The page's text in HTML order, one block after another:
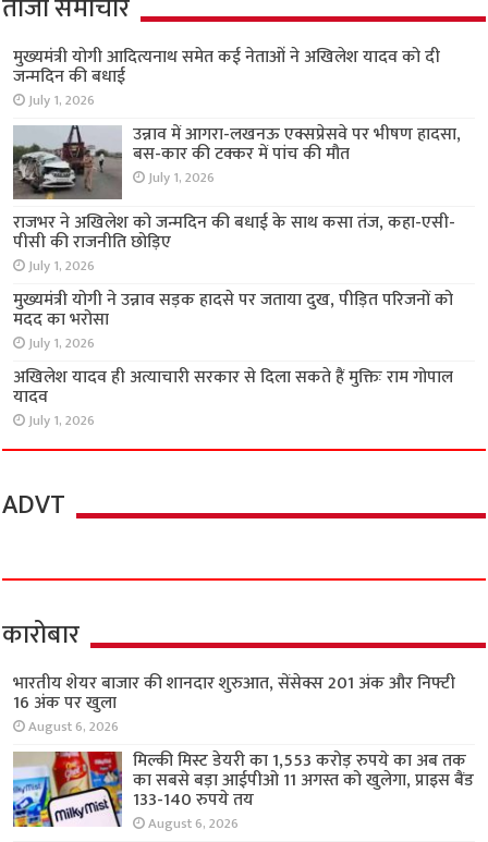
ताजा समाचार
मुख्यमंत्री योगी आदित्यनाथ समेत कई नेताओं ने अखिलेश यादव को दी
जन्मदिन की बधाई
July 1, 2026
उन्नाव में आगरा-लखनऊ एक्सप्रेसवे पर भीषण हादसा,
बस-कार की टक्कर में पांच की मौत
July 1, 2026
राजभर ने अखिलेश को जन्मदिन की बधाई के साथ कसा तंज, कहा-एसी-
पीसी की राजनीति छोड़िए
July 1, 2026
मुख्यमंत्री योगी ने उन्नाव सड़क हादसे पर जताया दुख, पीड़ित परिजनों को
मदद का भरोसा
July 1, 2026
अखिलेश यादव ही अत्याचारी सरकार से दिला सकते हैं मुक्तिः राम गोपाल
यादव
July 1, 2026
ADVT
कारोबार
भारतीय शेयर बाजार की शानदार शुरुआत, सेंसेक्स 201 अंक और निफ्टी
16 अंक पर खुला
August 6, 2026
मिल्की मिस्ट डेयरी का 1,553 करोड़ रुपये का अब तक
का सबसे बड़ा आईपीओ 11 अगस्त को खुलेगा, प्राइस बैंड
133-140 रुपये तय
August 6, 2026